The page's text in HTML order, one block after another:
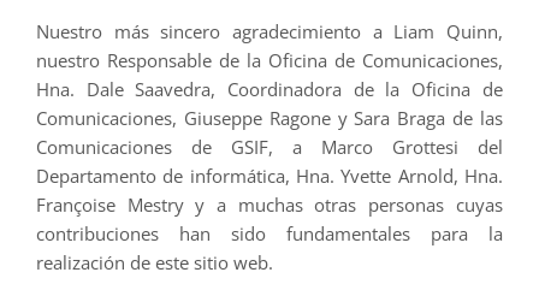
Nuestro más sincero agradecimiento a Liam Quinn,
nuestro Responsable de la Oficina de Comunicaciones,
Hna. Dale Saavedra, Coordinadora de la Oficina de
Comunicaciones, Giuseppe Ragone y Sara Braga de las
Comunicaciones de GSIF, a Marco Grottesi del
Departamento de informática, Hna. Yvette Arnold, Hna.
Françoise Mestry y a muchas otras personas cuyas
contribuciones han sido fundamentales para la
realización de este sitio web.